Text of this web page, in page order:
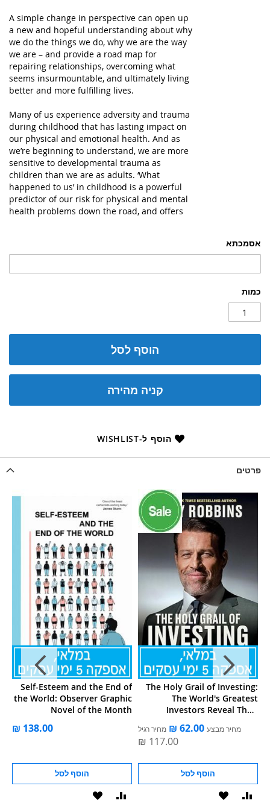
אסמכתא
כמות
הוסף לסל
קניה מהירה
הוסף ל-WISHLIST
A simple change in perspective can open up
a new and hopeful understanding about why
we do the things we do, why we are the way
we are – and provide a road map for
repairing relationships, overcoming what
seems insurmountable, and ultimately living
better and more fulfilling lives.
Many of us experience adversity and trauma
during childhood that has lasting impact on
our physical and emotional health. And as
we’re beginning to understand, we are more
sensitive to developmental trauma as
children than we are as adults. ‘What
happened to us’ in childhood is a powerful
predictor of our risk for physical and mental
health problems down the road, and offers
פרטים
Self-Esteem and the End of
the World: Observer Graphic
Novel of the Month
הוסף לסל
הוסף
The Holy Grail of Investing:
The World's Greatest
Investors Reveal Their
מחיר מבצע מחיר רגיל
הוסף לסל
הוסף